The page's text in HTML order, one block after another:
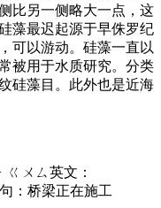
比另一侧略大一点，这
藻最迟起源于早侏罗纪
可以游动。硅藻一直以
被用于水质研究。分类
硅藻目。此外也是近海
ㄨㄙ英文：
：桥梁正在施工